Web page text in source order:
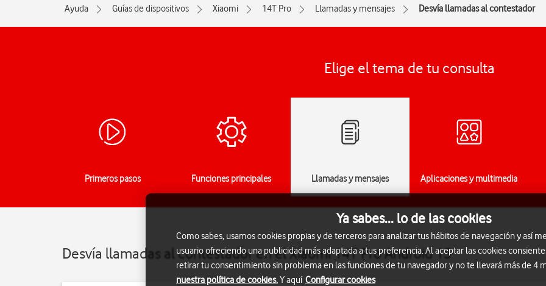
Ayuda Guías de dispositivos Xiaomi 14T Pro Llamadas y mensajes Desvía llamadas al contestador
Elige el tema de tu consulta
Primeros pasos Funciones principales Llamadas y mensajes Aplicaciones y multimedia
Desvía llamadas al contestador en el Xiaomi 14T Pro Android 15
Ya sabes... lo de las cookies
Como sabes, usamos cookies propias y de terceros para analizar tus hábitos de navegación y así
usuario ofreciendo una publicidad más adaptada a tus preferencia. Al aceptar las cookies
retirar tu consentimiento sin problema en las funciones de tu navegador y no te llevará más de 4
nuestra política de cookies.Y aquí Configurar cookies